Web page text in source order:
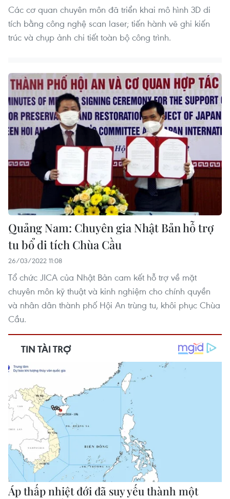
Các cơ quan chuyên môn đã triển khai mô hình 3D di
tích bằng công nghệ scan laser; tiến hành vẽ ghi kiến
trúc và chụp ảnh chi tiết toàn bộ công trình.
Quảng Nam: Chuyên gia Nhật Bản hỗ trợ
tu bổ di tích Chùa Cầu
26/03/2022 11:08
Tổ chức JICA của Nhật Bản cam kết hỗ trợ về mặt
chuyên môn kỹ thuật và kinh nghiệm cho chính quyền
và nhân dân thành phố Hội An trùng tu, khôi phục Chùa
Cầu.